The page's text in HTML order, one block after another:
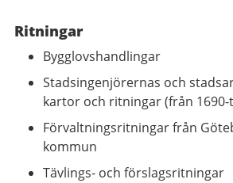
Ritningar
Bygglovshandlingar
Stadsingenjörernas och
kartor och ritningar (från
Förvaltningsritningar från
kommun
Tävlings- och förslagsritningar